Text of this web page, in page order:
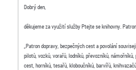
Dobrý den,
děkujeme za využití služby Ptejte se knihovny.
„Patron dopravy, bezpečných cest a povolání
pilotů, vozků, vorařů, lodníků, převozníků,
cest, horníků, tesařů, kloboučníků, barvířů,